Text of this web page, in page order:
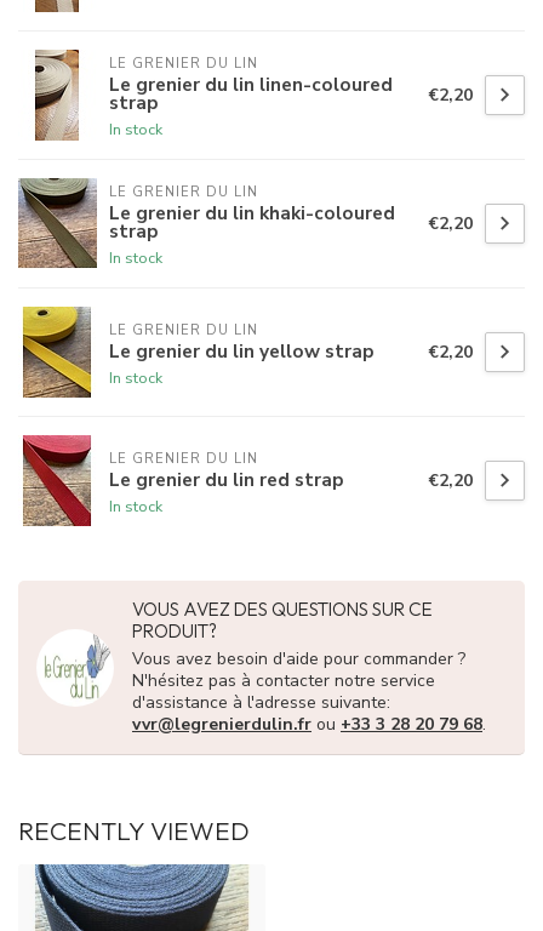
LE GRENIER DU LIN
Le grenier du lin linen-coloured
strap
In stock
€2,20
LE GRENIER DU LIN
Le grenier du lin khaki-coloured
strap
In stock
€2,20
LE GRENIER DU LIN
Le grenier du lin yellow strap
In stock
€2,20
LE GRENIER DU LIN
Le grenier du lin red strap
In stock
€2,20
VOUS AVEZ DES QUESTIONS SUR CE
PRODUIT?
Vous avez besoin d'aide pour commander ?
N'hésitez pas à contacter notre service
d'assistance à l'adresse suivante:
vvr@legrenierdulin.fr ou +33 3 28 20 79 68.
RECENTLY VIEWED